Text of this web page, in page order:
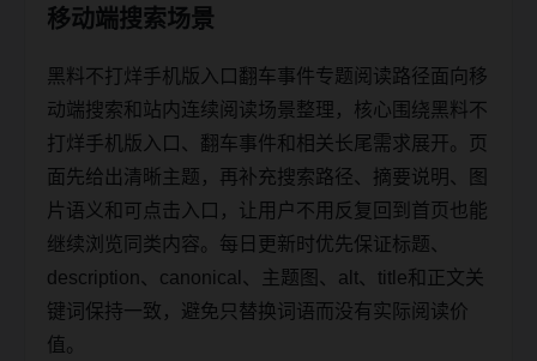
移动端搜索场景
黑料不打烊手机版入口翻车事件专题阅读路径面向移
动端搜索和站内连续阅读场景整理，核心围绕黑料不
打烊手机版入口、翻车事件和相关长尾需求展开。页
面先给出清晰主题，再补充搜索路径、摘要说明、图
片语义和可点击入口，让用户不用反复回到首页也能
继续浏览同类内容。每日更新时优先保证标题、
description、canonical、主题图、alt、title和正文关
键词保持一致，避免只替换词语而没有实际阅读价
值。